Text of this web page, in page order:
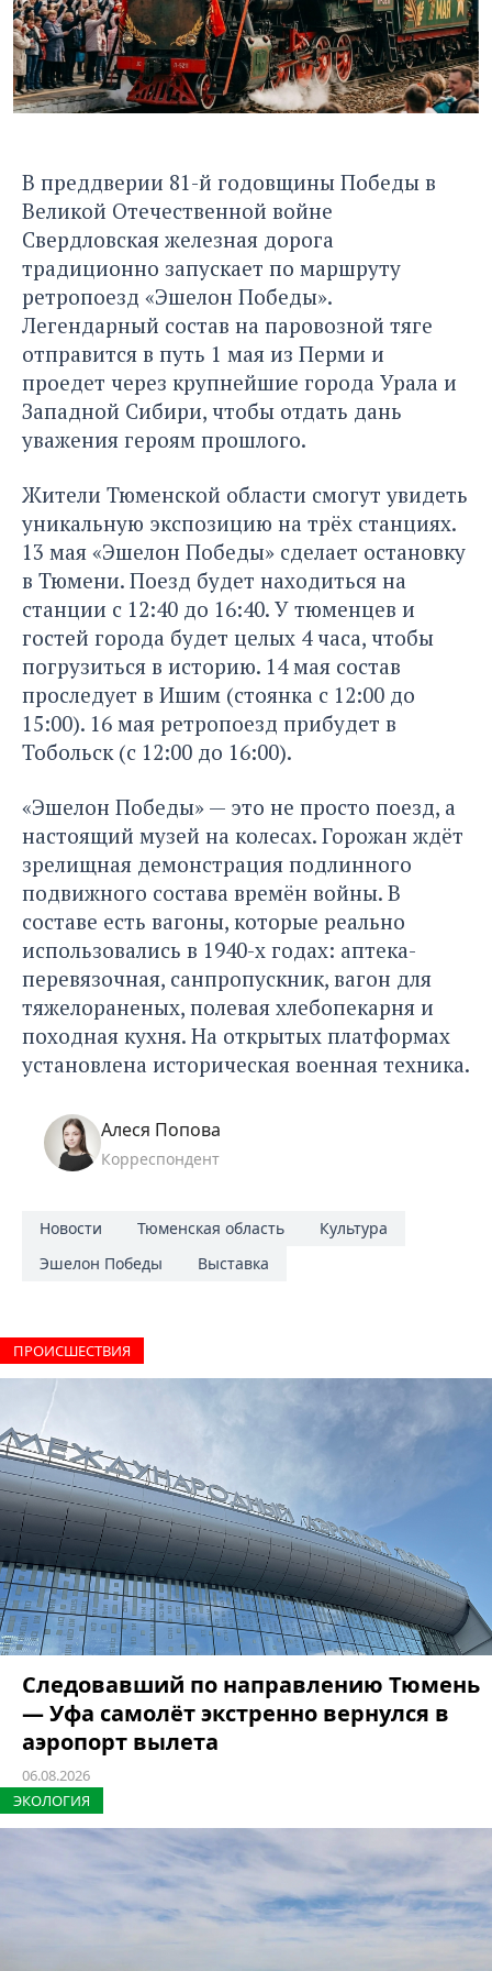
В преддверии 81-й годовщины Победы в
Великой Отечественной войне
Свердловская железная дорога
традиционно запускает по маршруту
ретропоезд «Эшелон Победы».
Легендарный состав на паровозной тяге
отправится в путь 1 мая из Перми и
проедет через крупнейшие города Урала и
Западной Сибири, чтобы отдать дань
уважения героям прошлого.
Жители Тюменской области смогут увидеть
уникальную экспозицию на трёх станциях.
13 мая «Эшелон Победы» сделает остановку
в Тюмени. Поезд будет находиться на
станции с 12:40 до 16:40. У тюменцев и
гостей города будет целых 4 часа, чтобы
погрузиться в историю. 14 мая состав
проследует в Ишим (стоянка с 12:00 до
15:00). 16 мая ретропоезд прибудет в
Тобольск (с 12:00 до 16:00).
«Эшелон Победы» — это не просто поезд, а
настоящий музей на колесах. Горожан ждёт
зрелищная демонстрация подлинного
подвижного состава времён войны. В
составе есть вагоны, которые реально
использовались в 1940-х годах: аптека-
перевязочная, санпропускник, вагон для
тяжелораненых, полевая хлебопекарня и
походная кухня. На открытых платформах
установлена историческая военная техника.
Алеся Попова
Корреспондент
Новости Тюменская область
Культура
Эшелон Победы
Выставка
ПРОИCШЕСТВИЯ
Следовавший по направлению Тюмень
— Уфа самолёт экстренно вернулся в
аэропорт вылета
06.08.2026
ЭКОЛОГИЯ